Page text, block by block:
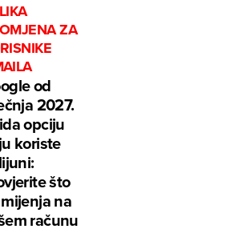
ZA
od
2027.
opciju
koriste
što
na
računu